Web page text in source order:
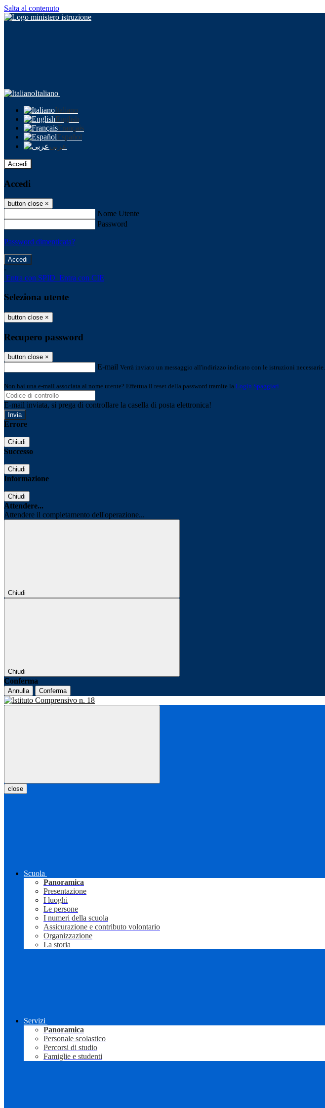
Salta al contenuto
Italiano
Italiano
English
Français
Español
عربى
Accedi
Accedi
button close ×
Nome Utente
Password
Password dimenticata?
-
Entra con SPID Entra con CIE
Seleziona utente
button close ×
Recupero password
button close ×
E-mail Verrà inviato un messaggio all'indirizzo indicato con le istruzioni necessarie.
Non hai una e-mail associata al nome utente? Effettua il reset della password tramite la Login Spaggiari
E-mail inviata, si prega di controllare la casella di posta elettronica!
Errore
Chiudi
Successo
Chiudi
Informazione
Chiudi
Attendere...
Attendere il completamento dell'operazione...
Chiudi
Chiudi
Conferma
Annulla Conferma
close
Scuola
Panoramica
Presentazione
I luoghi
Le persone
I numeri della scuola
Assicurazione e contributo volontario
Organizzazione
La storia
Servizi
Panoramica
Personale scolastico
Percorsi di studio
Famiglie e studenti